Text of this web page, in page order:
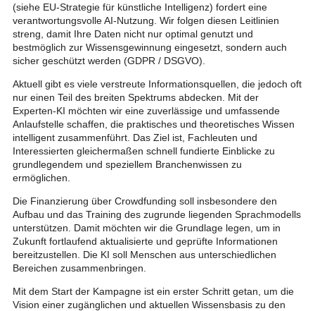
(siehe EU-Strategie für künstliche Intelligenz) fordert eine
verantwortungsvolle AI-Nutzung. Wir folgen diesen Leitlinien
streng, damit Ihre Daten nicht nur optimal genutzt und
bestmöglich zur Wissensgewinnung eingesetzt, sondern auch
sicher geschützt werden (GDPR / DSGVO).
Aktuell gibt es viele verstreute Informationsquellen, die jedoch oft
nur einen Teil des breiten Spektrums abdecken. Mit der
Experten-KI möchten wir eine zuverlässige und umfassende
Anlaufstelle schaffen, die praktisches und theoretisches Wissen
intelligent zusammenführt. Das Ziel ist, Fachleuten und
Interessierten gleichermaßen schnell fundierte Einblicke zu
grundlegendem und speziellem Branchenwissen zu
ermöglichen.
Die Finanzierung über Crowdfunding soll insbesondere den
Aufbau und das Training des zugrunde liegenden Sprachmodells
unterstützen. Damit möchten wir die Grundlage legen, um in
Zukunft fortlaufend aktualisierte und geprüfte Informationen
bereitzustellen. Die KI soll Menschen aus unterschiedlichen
Bereichen zusammenbringen.
Mit dem Start der Kampagne ist ein erster Schritt getan, um die
Vision einer zugänglichen und aktuellen Wissensbasis zu den